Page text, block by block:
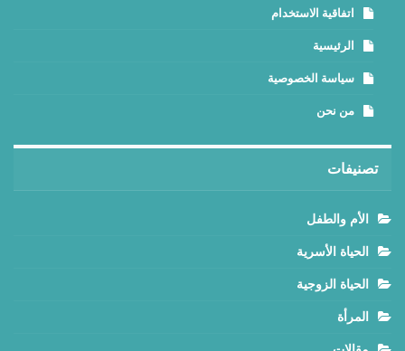
اتفاقية الاستخدام
الرئيسية
سياسة الخصوصية
من نحن
تصنيفات
الأم والطفل
الحياة الأسرية
الحياة الزوجية
المرأة